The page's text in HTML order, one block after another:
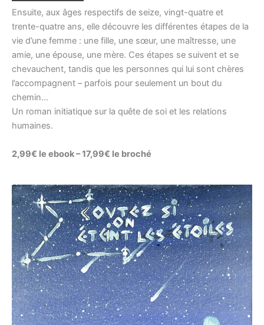
Ensuite, aux âges respectifs de seize, vingt-quatre et
trente-quatre ans, elle découvre les différentes étapes de la
vie d’une femme : une fille, une sœur, une maîtresse, une
amie, une épouse, une mère. Ces étapes se suivent et se
chevauchent, tandis que les personnes qui lui sont chères
l’accompagnent – parfois pour seulement un bout du
chemin…
Un roman initiatique sur la quête de soi et les relations
humaines.
2,99€ le ebook – 17,99€ le broché